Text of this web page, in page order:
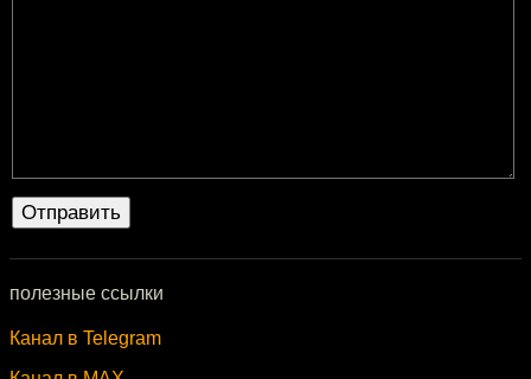
полезные ссылки
Канал в Telegram